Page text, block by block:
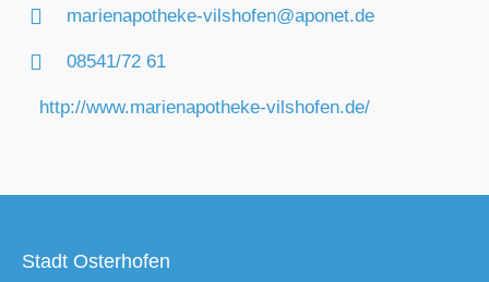
marienapotheke-vilshofen@aponet.de
08541/72 61
http://www.marienapotheke-vilshofen.de/
Stadt Osterhofen